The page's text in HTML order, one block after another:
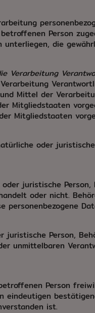
Person
unterliegen, die
Verarbeitung
Mittel der
Mitgliedstaaten
Mitgliedstaaten
oder
juristische
oder nicht.
personenbezogene
Person,
unmittelbaren
Person
eindeutigen
ist.